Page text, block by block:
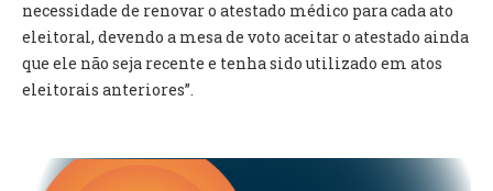
CANÍDEOS
CEMITÉRIO
RECENSEAMENTO ELEITORAL
ATESTADOS
EMPREGO (GIP)
necessidade de renovar o atestado médico para cada ato
eleitoral, devendo a mesa de voto aceitar o atestado ainda
que ele não seja recente e tenha sido utilizado em atos
eleitorais anteriores”.